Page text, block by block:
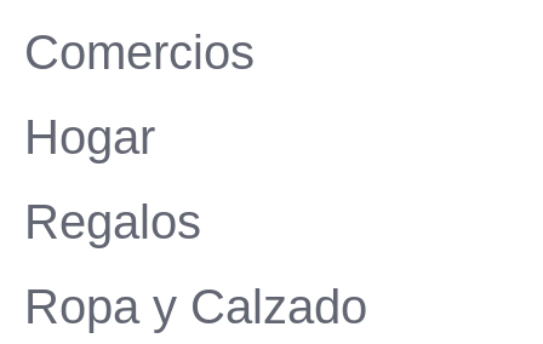
Comercios
Hogar
Regalos
Ropa y Calzado